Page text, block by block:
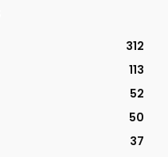
312
113
52
50
37